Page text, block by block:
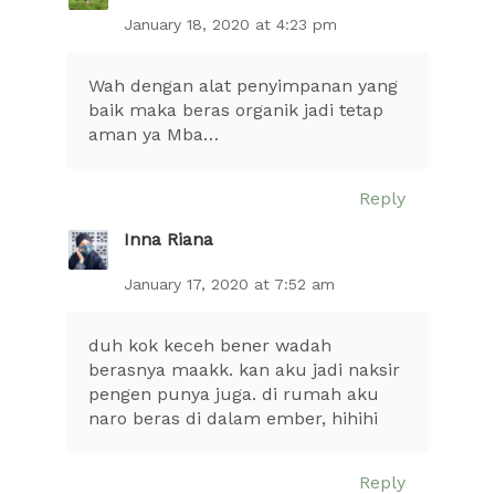
January 18, 2020 at 4:23 pm
Wah dengan alat penyimpanan yang
baik maka beras organik jadi tetap
aman ya Mba…
Reply
Inna Riana
January 17, 2020 at 7:52 am
duh kok keceh bener wadah
berasnya maakk. kan aku jadi naksir
pengen punya juga. di rumah aku
naro beras di dalam ember, hihihi
Reply